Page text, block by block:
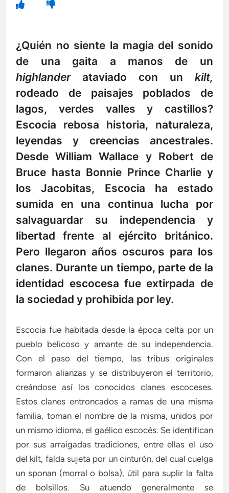
¿Quién no siente la magia del sonido
de una gaita a manos de un
highlanderataviado con un kilt,
rodeado de paisajes poblados de
lagos, verdes valles y castillos?
Escocia rebosa historia, naturaleza,
leyendas y creencias ancestrales.
Desde William Wallace y Robert de
Bruce hasta Bonnie Prince Charlie y
los Jacobitas, Escocia ha estado
sumida en una continua lucha por
salvaguardar su independencia y
libertad frente al ejército británico.
Pero llegaron años oscuros para los
clanes. Durante un tiempo, parte de la
identidad escocesa fue extirpada de
la sociedad y prohibida por ley.
Escocia fue habitada desde la época celta por un
pueblo belicoso y amante de su independencia.
Con el paso del tiempo, las tribus originales
formaron alianzas y se distribuyeron el territorio,
creándose así los conocidos clanes escoceses.
Estos clanes entroncados a ramas de una misma
familia, toman el nombre de la misma, unidos por
un mismo idioma, el gaélico escocés. Se identifican
por sus arraigadas tradiciones, entre ellas el uso
del kilt, falda sujeta por un cinturón, del cual cuelga
un sponan (morral o bolsa), útil para suplir la falta
de bolsillos. Su atuendo generalmente se